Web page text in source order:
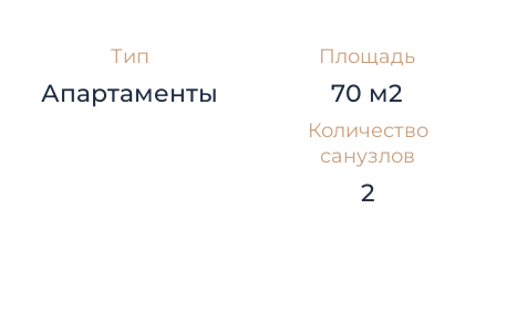
Тип
Апартаменты
Площадь
70 м2
Количество
санузлов
2